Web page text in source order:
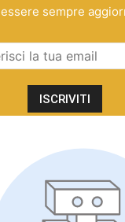
essere sempre